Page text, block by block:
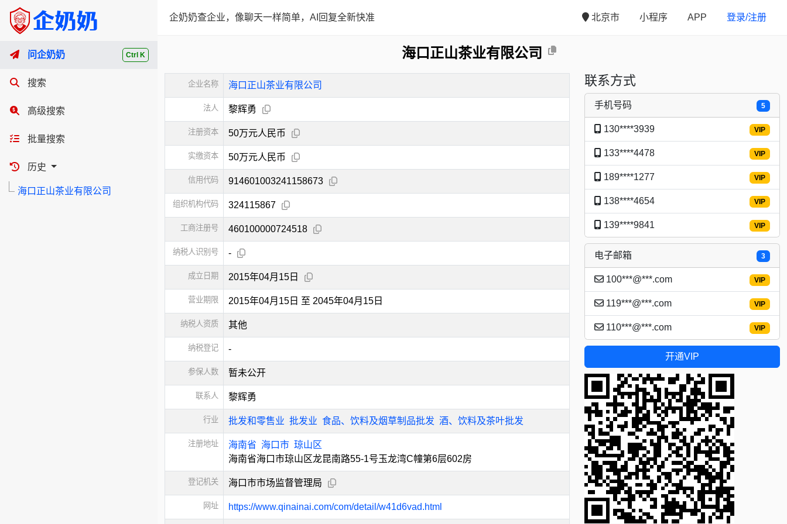
Ctrl K
问企奶奶
搜索
高级搜索
批量搜索
历史
海口正山茶业有限公司
企奶奶查企业，像聊天一样简单，AI回复全新快准 北京市 小程序 APP 登录/注册
海口正山茶业有限公司
企业名称 海口正山茶业有限公司
法人 黎辉勇
注册资本 50万元人民币
实缴资本 50万元人民币
信用代码 914601003241158673
组织机构代码 324115867
工商注册号 460100000724518
纳税人识别号 -
成立日期 2015年04月15日
营业期限 2015年04月15日 至 2045年04月15日
纳税人资质 其他
纳税登记 -
参保人数 暂未公开
联系人 黎辉勇
行业 批发和零售业 批发业 食品、饮料及烟草制品批发 酒、饮料及茶叶批发
注册地址 海南省 海口市 琼山区
海南省海口市琼山区龙昆南路55-1号玉龙湾C幢第6层602房
登记机关 海口市市场监督管理局
网址 https://www.qinainai.com/com/detail/w41d6vad.html
联系方式
5
手机号码
VIP
130****3939
VIP
133****4478
VIP
189****1277
VIP
138****4654
VIP
139****9841
3
电子邮箱
VIP
100***@***.com
VIP
119***@***.com
VIP
110***@***.com
开通VIP